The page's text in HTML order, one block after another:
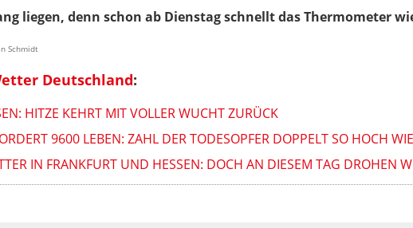
liegen, denn schon ab Dienstag schnellt das Thermometer
Schmidt
Deutschland:
HITZE KEHRT MIT VOLLER WUCHT ZURÜCK
9600 LEBEN: ZAHL DER TODESOPFER DOPPELT SO HOCH
IN FRANKFURT UND HESSEN: DOCH AN DIESEM TAG DROHEN